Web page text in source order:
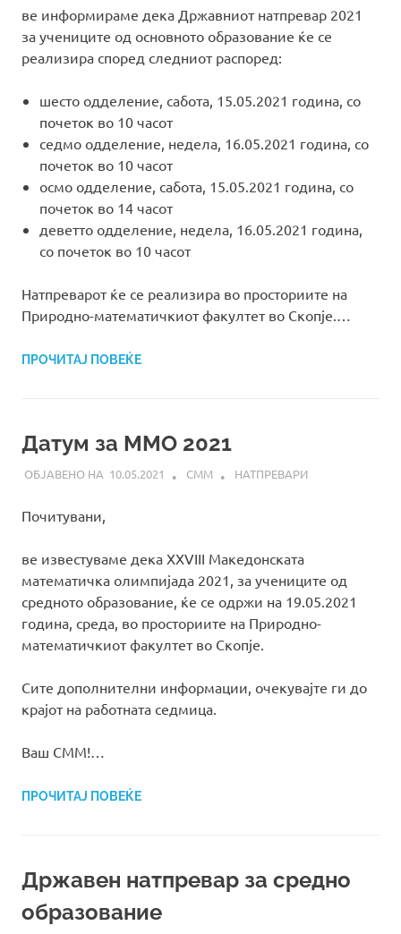
ве информираме дека Државниот натпревар 2021
за учениците од основното образование ќе се
реализира според следниот распоред:
шесто одделение, сабота, 15.05.2021 година, со
почеток во 10 часот
седмо одделение, недела, 16.05.2021 година, со
почеток во 10 часот
осмо одделение, сабота, 15.05.2021 година, со
почеток во 14 часот
деветто одделение, недела, 16.05.2021 година,
со почеток во 10 часот
Натпреварот ќе се реализира во просториите на
Природно-математичкиот факултет во Скопје.…
ПРОЧИТАЈ ПОВЕЌЕ
Датум за ММО 2021
10.05.2021 СММ НАТПРЕВАРИ
Почитувани,
ве известуваме дека XXVIII Македонската
математичка олимпијада 2021, за учениците од
средното образование, ќе се одржи на 19.05.2021
година, среда, во просториите на Природно-
математичкиот факултет во Скопје.
Сите дополнителни информации, очекувајте ги до
крајот на работната седмица.
Ваш СММ!…
ПРОЧИТАЈ ПОВЕЌЕ
Државен натпревар за средно
образование